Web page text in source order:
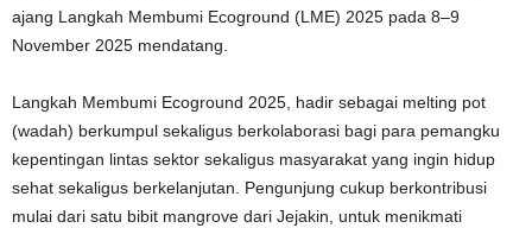
ajang Langkah Membumi Ecoground (LME) 2025 pada 8–9
November 2025 mendatang.
Langkah Membumi Ecoground 2025, hadir sebagai melting pot
(wadah) berkumpul sekaligus berkolaborasi bagi para pemangku
kepentingan lintas sektor sekaligus masyarakat yang ingin hidup
sehat sekaligus berkelanjutan. Pengunjung cukup berkontribusi
mulai dari satu bibit mangrove dari Jejakin, untuk menikmati